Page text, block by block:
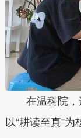
在温科院，这
以“耕读至真”